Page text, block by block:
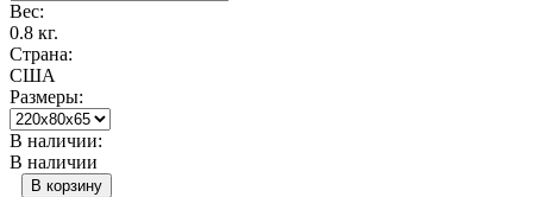
Вес:
0.8 кг.
Страна:
США
Размеры:
В наличии:
В наличии
В корзину